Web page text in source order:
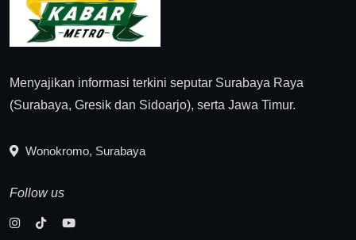
Menyajikan informasi terkini seputar Surabaya Raya
(Surabaya, Gresik dan Sidoarjo), serta Jawa Timur.
Wonokromo, Surabaya
Follow us